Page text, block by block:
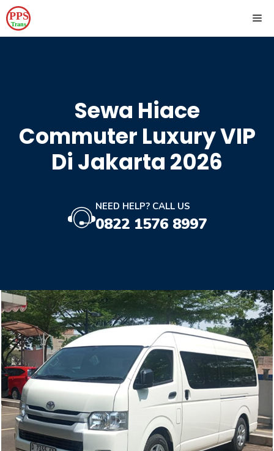
Skip
to
content
Sewa Hiace
Commuter Luxury VIP
Di Jakarta 2026
NEED HELP? CALL US
0822 1576 8997